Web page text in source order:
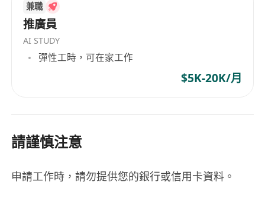
•直接参与公司商业战略、客户战略和产品方向讨
论；
•有竞争力的薪酬、绩效激励和长期期权机会；
•对优秀候选人，可开放合伙人方向发展空间。
备注：该岗位主要面向中国市场招聘，希望能长期
兼職
推廣員
AI STUDY
彈性工時，可在家工作
$5K-20K/月
請謹慎注意
申請工作時，請勿提供您的銀行或信用卡資料。